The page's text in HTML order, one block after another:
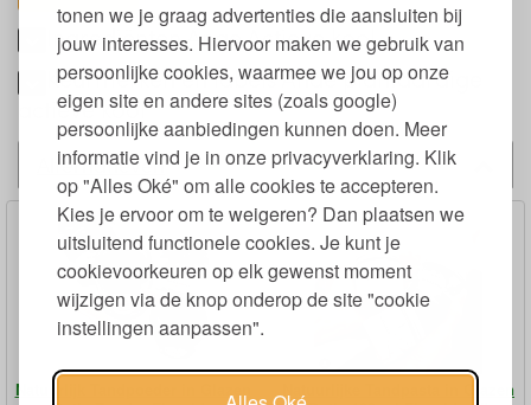
tonen we je graag advertenties die aansluiten bij
jouw interesses. Hiervoor maken we gebruik van
persoonlijke cookies, waarmee we jou op onze
eigen site en andere sites (zoals google)
persoonlijke aanbiedingen kunnen doen. Meer
informatie vind je in onze privacyverklaring. Klik
op "Alles Oké" om alle cookies te accepteren.
Kies je ervoor om te weigeren? Dan plaatsen we
uitsluitend functionele cookies. Je kunt je
cookievoorkeuren op elk gewenst moment
wijzigen via de knop onderop de site "cookie
instellingen aanpassen".
Ingrediënten Anae Actieve kool
Keurmerken en labels Anae plantaardige
actieve kool
Alternatieven
Natuurlijk Tandpoeder in Glazen
Natuurlijke Tandpasta in Glazen